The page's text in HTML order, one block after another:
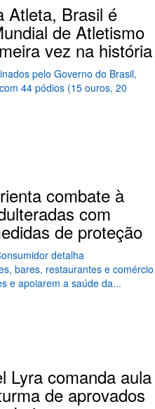
Atleta, Brasil é
de Atletismo
vez na história
pelo Governo do Brasil,
44 pódios (15 ouros, 20
combate à
com
de proteção
detalha
bares, restaurantes e comércio
e apoiarem a saúde da...
Lyra comanda aula
de aprovados